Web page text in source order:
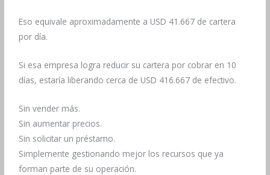
Eso equivale aproximadamente a USD 41.667 de cartera
por día.
Si esa empresa logra reducir su cartera por cobrar en 10
días, estaría liberando cerca de USD 416.667 de efectivo.
Sin vender más.
Sin aumentar precios.
Sin solicitar un préstamo.
Simplemente gestionando mejor los recursos que ya
forman parte de su operación.